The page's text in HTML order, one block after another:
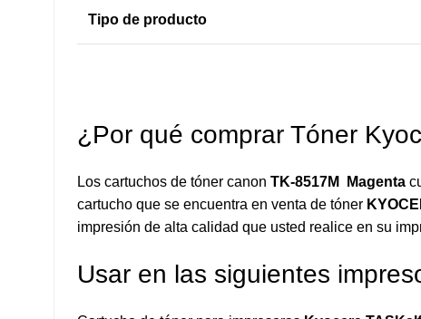
Tipo de producto
¿Por qué comprar Tóner
Los cartuchos de tóner canon TK-8517M Magenta
cartucho que se encuentra en venta de tóner
impresión de alta calidad que usted realice en su
Usar en las siguientes